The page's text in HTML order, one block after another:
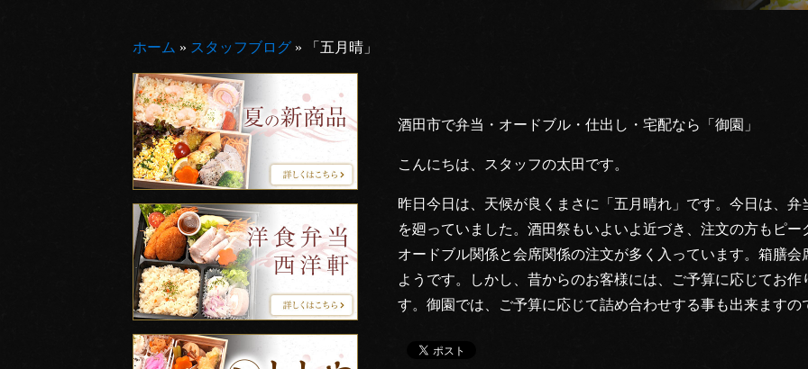
ホーム » スタッフブログ » 「五月晴」
酒田市で弁当・オードブル・仕出し・宅配なら「御園」
こんにちは、スタッフの太田です。
昨日今日は、天候が良くまさに「五月晴れ」です。今日は、
を廻っていました。酒田祭もいよいよ近づき、注文の方もピ
オードブル関係と会席関係の注文が多く入っています。箱膳
ようです。しかし、昔からのお客様には、ご予算に応じてお
す。御園では、ご予算に応じて詰め合わせする事も出来ます